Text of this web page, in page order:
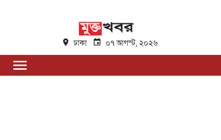
ঢাকা ০৭ আগস্ট, ২০২৬